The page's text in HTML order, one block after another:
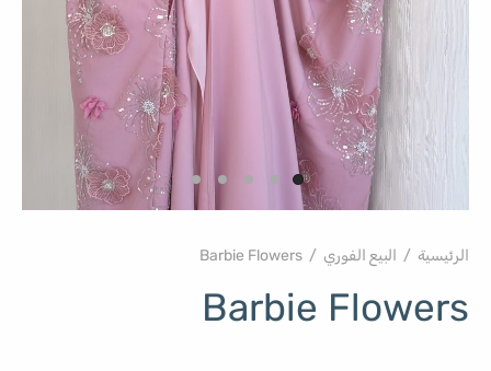
الرئيسية / البيع الفوري /
Barbie Flowers